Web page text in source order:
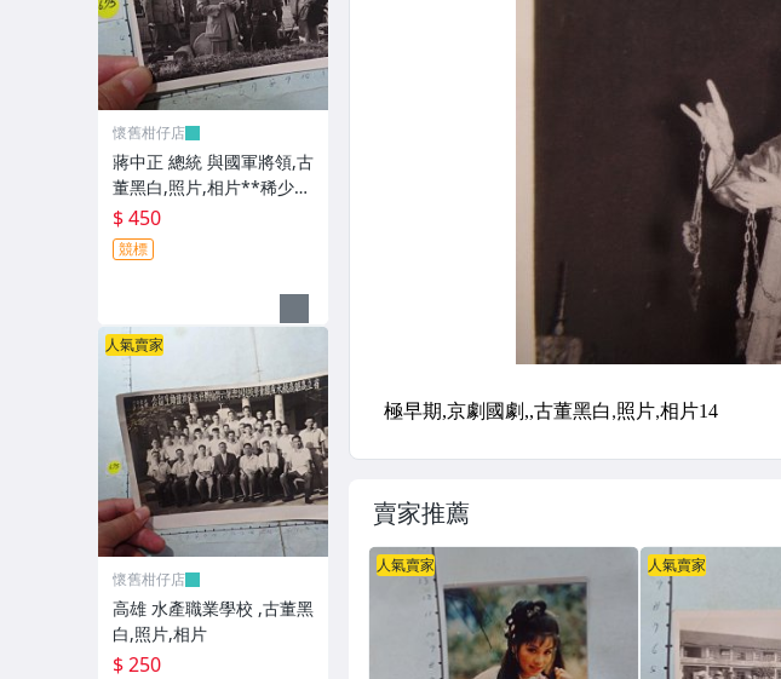
賣家推薦
人氣賣家 人氣賣家
懷舊柑仔店
蔣中正 總統 與國軍將領,古
董黑白,照片,相片**稀少
品-2
$ 450
競標
人氣賣家
懷舊柑仔店
高雄 水產職業學校 ,古董黑
白,照片,相片
$ 250